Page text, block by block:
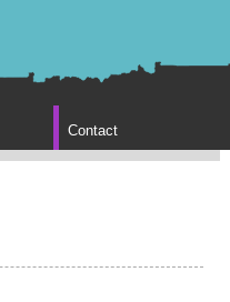
Contact